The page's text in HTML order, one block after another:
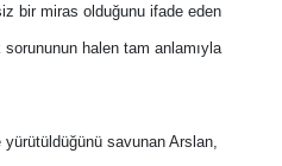
bir miras olduğunu ifade eden
halen tam anlamıyla
savunan Arslan,